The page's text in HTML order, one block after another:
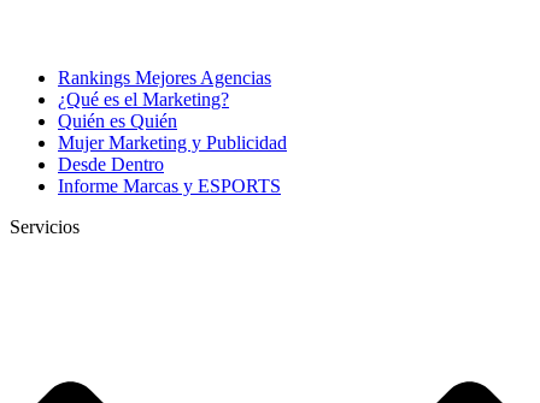
Rankings Mejores Agencias
¿Qué es el Marketing?
Quién es Quién
Mujer Marketing y Publicidad
Desde Dentro
Informe Marcas y ESPORTS
Servicios